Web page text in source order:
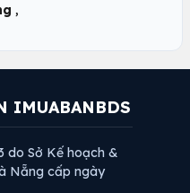
,
IMUABANBDS
do Sở Kế hoạch &
Nẵng cấp ngày